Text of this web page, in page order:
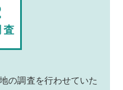
の調査を行わせていた